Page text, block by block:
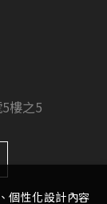
樓之5
個性化設計內容